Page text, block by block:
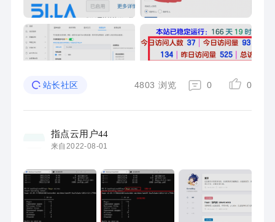
站长社区 4803 浏览 0 0
指点云用户44
来自2022-08-01